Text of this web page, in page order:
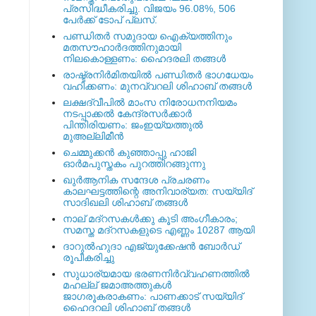
പ്രസിദ്ധീകരിച്ചു. വിജയം 96.08%, 506
പേര്‍ക്ക് ടോപ് പ്ലസ്.
പണ്ഡിതര്‍ സമുദായ ഐക്യത്തിനും
മതസൗഹാര്‍ദത്തിനുമായി
നിലകൊള്ളണം: ഹൈദരലി തങ്ങള്‍
രാഷ്ട്രനിര്‍മിതയില്‍ പണ്ഡിതര്‍ ഭാഗധേയം
വഹിക്കണം: മുനവ്വറലി ശിഹാബ് തങ്ങള്‍
ലക്ഷദ്വീപില്‍ മാംസ നിരോധനനിയമം
നടപ്പാക്കല്‍ കേന്ദ്രസര്‍ക്കാര്‍
പിന്തിരിയണം: ജംഇയ്യത്തുല്‍
മുഅല്ലിമീന്‍
ചെമ്മുക്കന്‍ കുഞ്ഞാപ്പു ഹാജി
ഓര്‍മപുസ്തകം പുറത്തിറങ്ങുന്നു
ഖുര്‍ആനിക സന്ദേശ പ്രചരണം
കാലഘട്ടത്തിന്റെ അനിവാര്യത: സയ്യിദ്
സാദിഖലി ശിഹാബ് തങ്ങള്‍
നാല് മദ്‌റസകള്‍ക്കു കൂടി അംഗീകാരം;
സമസ്ത മദ്‌റസകളുടെ എണ്ണം 10287 ആയി
ദാറുല്‍ഹുദാ എജ്യുക്കേഷന്‍ ബോര്‍ഡ്
രൂപീകരിച്ചു
സുധാര്യമായ ഭരണനിര്‍വ്വഹണത്തില്‍
മഹല്ല് ജമാഅത്തുകള്‍
ജാഗരൂകരാകണം: പാണക്കാട് സയ്യിദ്
ഹൈദറലി ശിഹാബ് തങ്ങള്‍